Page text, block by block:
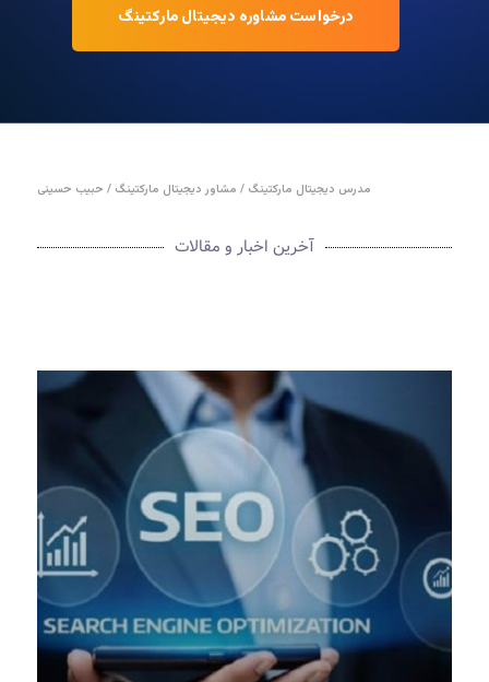
درخواست مشاوره دیجیتال مارکتینگ
مدرس دیجیتال مارکتینگ / مشاور دیجیتال مارکتینگ / حبیب حسینی
آخرین اخبار و مقالات